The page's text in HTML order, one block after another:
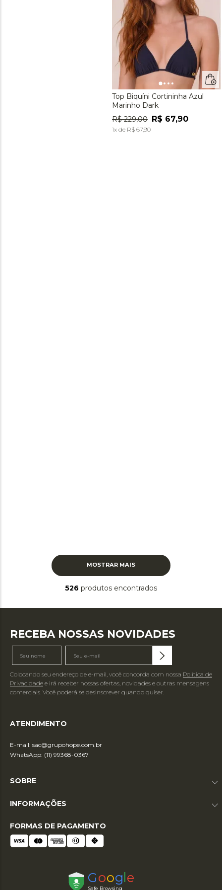
Top Biquíni Cortininha Azul
Marinho Dark
R$ 229,00 R$ 67,90
1x de R$ 67,90
MOSTRAR MAIS
526 produtos
RECEBA NOSSAS NOVIDADES
Colocando seu endereço de e-mail, você concorda com nossa Política de
Privacidade e irá receber nossas ofertas, novidades e outras mensagens
comerciais. Você poderá se desinscrever quando quiser.
ATENDIMENTO
E-mail: sac@grupohope.com.br
WhatsApp: (11) 99368-0367
SOBRE
INFORMAÇÕES
FORMAS DE PAGAMENTO